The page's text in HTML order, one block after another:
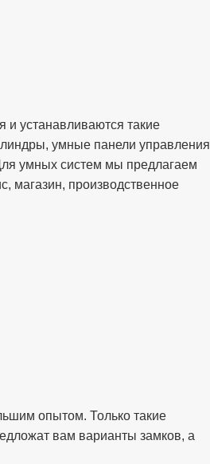
и устанавливаются такие
умные панели управления
умных систем мы предлагаем
магазин, производственное
опытом. Только такие
вам варианты замков, а